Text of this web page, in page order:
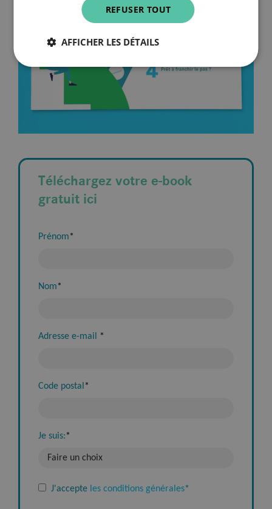
Téléchargez votre e-book
gratuit ici
Prénom*
Nom*
Adresse e-mail *
Code postal *
Je suis:*
J'accepte les conditions générales*
REFUSER TOUT
AFFICHER LES DÉTAILS